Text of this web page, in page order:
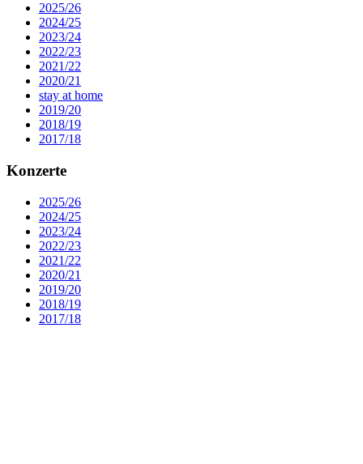
2025/26
2024/25
2023/24
2022/23
2021/22
2020/21
stay at home
2019/20
2018/19
2017/18
Konzerte
2025/26
2024/25
2023/24
2022/23
2021/22
2020/21
2019/20
2018/19
2017/18